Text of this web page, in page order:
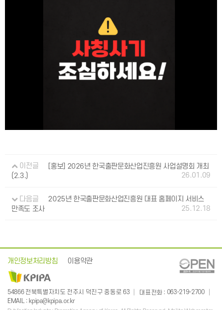
이전글
[홍보] 2026년 한국출판문화산업진흥원 사업설명회 개최
(2.3.)
26.01.09
다음글
2025년 한국출판문화산업진흥원 대표 홈페이지 서비스
만족도 조사
25.12.18
개인정보처리방침 이용약관
54866 전북특별자치도 전주시 덕진구 중동로 63 대표전화: 063-219-2700
EMAIL : kpipa@kpipa.or.kr